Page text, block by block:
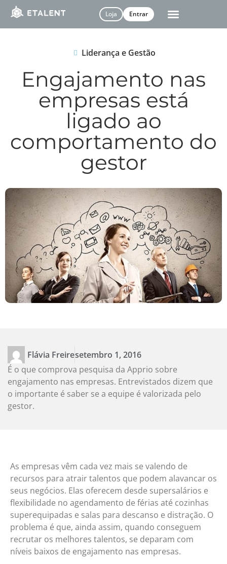
Loja Entrar
Liderança e Gestão
Engajamento nas
empresas está
ligado ao
comportamento do
gestor
Flávia Freiresetembro 1, 2016
É o que comprova pesquisa da Apprio sobre
engajamento nas empresas. Entrevistados dizem que
o importante é saber se a equipe é valorizada pelo
gestor.
As empresas vêm cada vez mais se valendo de
recursos para atrair talentos que podem alavancar os
seus negócios. Elas oferecem desde supersalários e
flexibilidade no agendamento de férias até cozinhas
superequipadas e salas para descanso e distração. O
problema é que, ainda assim, quando conseguem
recrutar os melhores talentos, se deparam com
níveis baixos de engajamento nas empresas.